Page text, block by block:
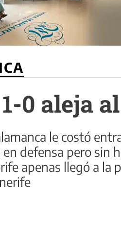
0 aleja
le costó
en defensa pero sin
apenas llegó a la